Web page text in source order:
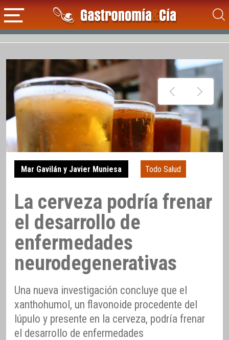
Mar Gavilán y Javier Muniesa Todo Salud
La cerveza podría frenar
el desarrollo de
enfermedades
neurodegenerativas
Una nueva investigación concluye que el
xanthohumol, un flavonoide procedente del
lúpulo y presente en la cerveza, podría frenar
el desarrollo de enfermedades